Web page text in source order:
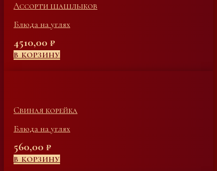
Ассорти шашлыков
Блюда на углях
4510,00 ₽
В КОРЗИНУ
Свиная корейка
Блюда на углях
560,00 ₽
В КОРЗИНУ